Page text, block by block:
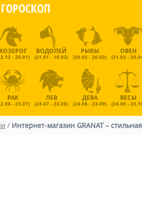
ГОРОСКОП
КОЗЕРОГ
- 20.01)
ВОДОЛЕЙ
(21.01 - 19.02)
РЫБЫ
(20.02 - 20.03)
ОВЕН
(21.03 -
РАК
- 23.07)
ЛЕВ
(24.07 - 23.08)
ДЕВА
(24.08 - 23.09)
ВЕСЫ
(24.09 -
/ Интернет-магазин GRANAT –